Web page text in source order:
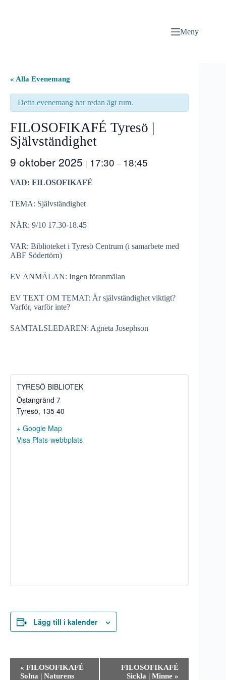
Meny
« Alla Evenemang
Detta evenemang har redan ägt rum.
FILOSOFIKAFÉ Tyresö |
Självständighet
9 oktober 2025 | 17:30 – 18:45
VAD: FILOSOFIKAFÉ
TEMA: Självständighet
NÄR: 9/10 17.30-18.45
VAR: Biblioteket i Tyresö Centrum (i samarbete med
ABF Södertörn)
EV ANMÄLAN: Ingen föranmälan
EV TEXT OM TEMAT: Är självständighet viktigt?
Varför, varför inte?
SAMTALSLEDAREN: Agneta Josephson
TYRESÖ BIBLIOTEK
Östangränd 7
Tyresö, 135 40
+ Google Map
Visa Plats-webbplats
Lägg till i kalender
« FILOSOFIKAFÉ
Solna | Naturens
FILOSOFIKAFÉ
Sickla | Minne»